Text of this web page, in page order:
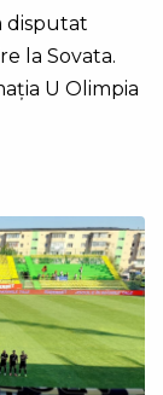
disputat
la Sovata.
U Olimpia